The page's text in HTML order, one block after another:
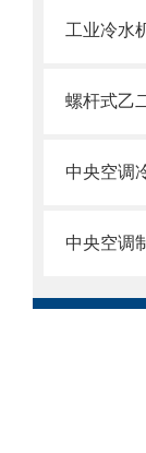
工业冷水
中央空调
中央空调